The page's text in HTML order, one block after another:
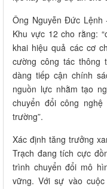
Ông Nguyễn Đức Lệnh
Khu vực 12 cho rằng:
khai hiệu quả các cơ
cường công tác thông
dàng tiếp cận chính
nguồn lực nhằm tạo
chuyển đổi công
trường”.
Xác định tăng trưởng
Trạch đang tích cực
trình chuyển đổi mô
vững. Với sự vào